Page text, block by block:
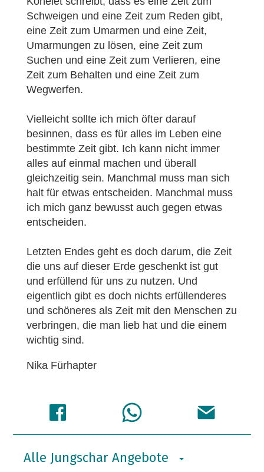
Schweigen und eine Zeit zum Reden gibt,
eine Zeit zum Umarmen und eine Zeit,
Umarmungen zu lösen, eine Zeit zum
Suchen und eine Zeit zum Verlieren, eine
Zeit zum Behalten und eine Zeit zum
Wegwerfen.
Vielleicht sollte ich mich öfter darauf
besinnen, dass es für alles im Leben eine
bestimmte Zeit gibt. Ich kann nicht immer
alles auf einmal machen und überall
gleichzeitig sein. Manchmal muss man sich
halt für etwas entscheiden. Manchmal muss
ich mich ganz bewusst auch gegen etwas
entscheiden.
Letzten Endes geht es doch darum, die Zeit
die uns auf dieser Erde geschenkt ist gut
und erfüllend für uns zu nutzen. Und
eigentlich gibt es doch nichts erfüllenderes
und schöneres als Zeit mit den Menschen zu
verbringen, die man lieb hat und die einem
wichtig sind.
Nika Fürhapter
Alle Jungschar Angebote